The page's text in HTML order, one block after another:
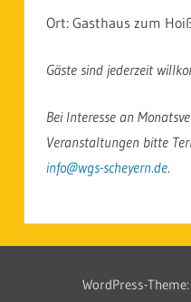
Ort: Gasthaus zum
Gäste sind jederzeit
Bei Interesse an
Veranstaltungen bitte
info@wgs-scheyern.de.
WordPress-